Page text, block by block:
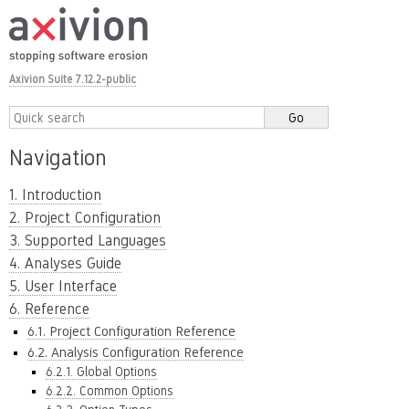
Axivion Suite 7.12.2-public
Navigation
1. Introduction
2. Project Configuration
3. Supported Languages
4. Analyses Guide
5. User Interface
6. Reference
6.1. Project Configuration Reference
6.2. Analysis Configuration Reference
6.2.1. Global Options
6.2.2. Common Options